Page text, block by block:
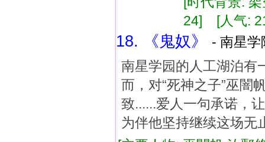
24] [人气:
18. 《鬼奴》
- 南星
南星学园的人工湖泊有
而，对“死神之子”巫闇
致......爱人一句承诺，
为伴他坚持继续这场无